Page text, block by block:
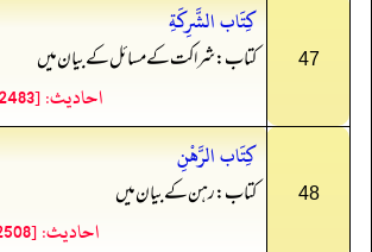
47
كِتَاب الشَّرِكَةِ
کتاب: شراکت کے مسائل کے بیان میں
احادیث: [2483سے2507]
48
كِتَاب الرَّهْنِ
کتاب: رہن کے بیان میں
احادیث: [2508سے2516]